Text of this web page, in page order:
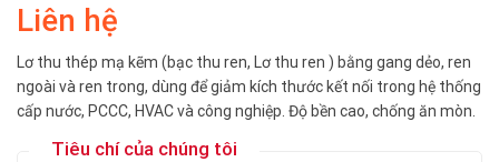
Liên hệ
Lơ thu thép mạ kẽm (bạc thu ren, Lơ thu ren ) bằng gang dẻo, ren
ngoài và ren trong, dùng để giảm kích thước kết nối trong hệ thống
cấp nước, PCCC, HVAC và công nghiệp. Độ bền cao, chống ăn mòn.
Tiêu chí của chúng tôi